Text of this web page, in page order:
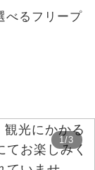
べるフリープ
1/3
。
コースです。
スです。
いただき
のみとな
ド決済を
ちまし